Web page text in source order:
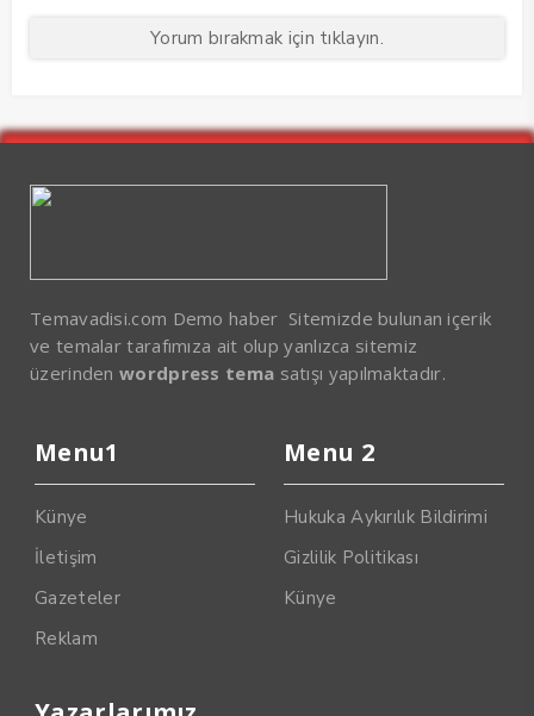
Yorum bırakmak için tıklayın.
Temavadisi.com Demo haber Sitemizde bulunan içerik
ve temalar tarafımıza ait olup yanlızca sitemiz
üzerinden wordpress tema satışı yapılmaktadır.
Menu1
Künye
İletişim
Gazeteler
Reklam
Menu 2
Hukuka Aykırılık Bildirimi
Gizlilik Politikası
Künye